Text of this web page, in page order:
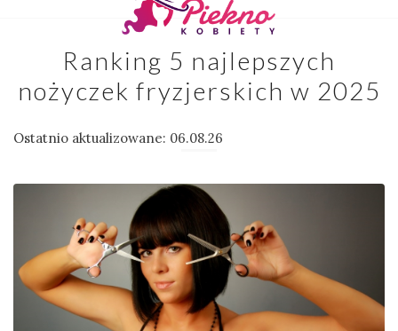
Ranking 5 najlepszych
nożyczek fryzjerskich w 2025
Ostatnio aktualizowane: 06.08.26